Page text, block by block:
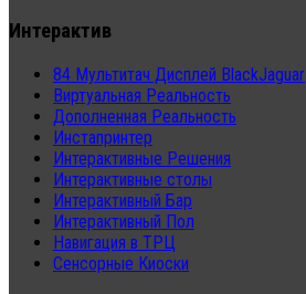
Интерактив
84 Мультитач Дисплей BlackJaguar
Виртуальная Реальность
Дополненная Реальность
Инстапринтер
Интерактивные Решения
Интерактивные столы
Интерактивный Бар
Интерактивный Пол
Навигация в ТРЦ
Сенсорные Киоски